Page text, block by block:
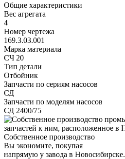
Общие характеристики
Вес агрегата
4
Номер чертежа
169.3.03.001
Марка материала
СЧ 20
Тип детали
Отбойник
Запчасти по сериям насосов
СД
Запчасти по моделям насосов
СД 2400/75
Собственное производство
Вы экономите, покупая
напрямую у завода в Новосибирске.